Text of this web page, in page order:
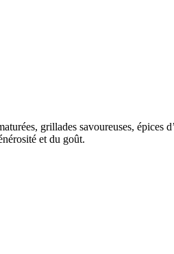
grillades savoureuses,
et du goût.